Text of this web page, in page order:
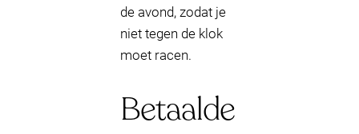
de avond, zodat je
niet tegen de klok
moet racen.
Betaalde